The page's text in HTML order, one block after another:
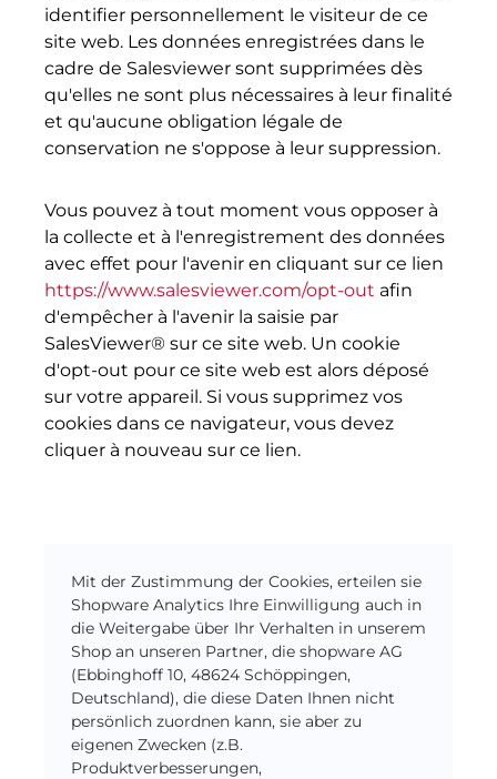
identifier personnellement le visiteur de ce
site web. Les données enregistrées dans le
cadre de Salesviewer sont supprimées dès
qu'elles ne sont plus nécessaires à leur finalité
et qu'aucune obligation légale de
conservation ne s'oppose à leur suppression.
Vous pouvez à tout moment vous opposer à
la collecte et à l'enregistrement des données
avec effet pour l'avenir en cliquant sur ce lien
https://www.salesviewer.com/opt-out afin
d'empêcher à l'avenir la saisie par
SalesViewer® sur ce site web. Un cookie
d'opt-out pour ce site web est alors déposé
sur votre appareil. Si vous supprimez vos
cookies dans ce navigateur, vous devez
cliquer à nouveau sur ce lien.
Mit der Zustimmung der Cookies, erteilen sie
Shopware Analytics Ihre Einwilligung auch in
die Weitergabe über Ihr Verhalten in unserem
Shop an unseren Partner, die shopware AG
(Ebbinghoff 10, 48624 Schöppingen,
Deutschland), die diese Daten Ihnen nicht
persönlich zuordnen kann, sie aber zu
eigenen Zwecken (z.B.
Produktverbesserungen,